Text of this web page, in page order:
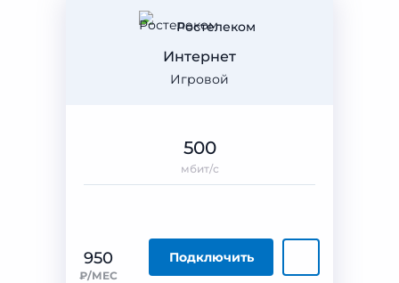
Ростелеком
Игровой
Интернет
950
₽/МЕС
Подключить
500
мбит/с